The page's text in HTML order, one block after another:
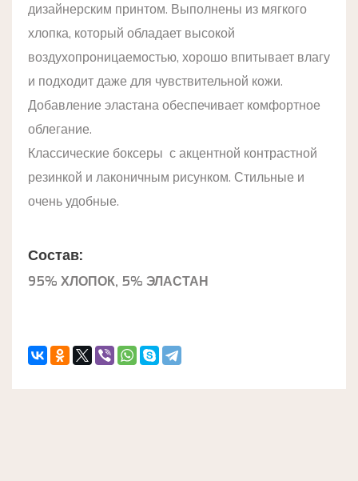
дизайнерским принтом. Выполнены из мягкого
хлопка, который обладает высокой
воздухопроницаемостью, хорошо впитывает влагу
и подходит даже для чувствительной кожи.
Добавление эластана обеспечивает комфортное
облегание.
Классические боксеры с акцентной контрастной
резинкой и лаконичным рисунком. Стильные и
очень удобные.
Состав:
95% ХЛОПОК, 5% ЭЛАСТАН